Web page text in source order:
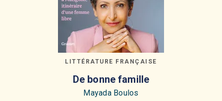
LITTÉRATURE FRANÇAISE
De bonne famille
Mayada Boulos